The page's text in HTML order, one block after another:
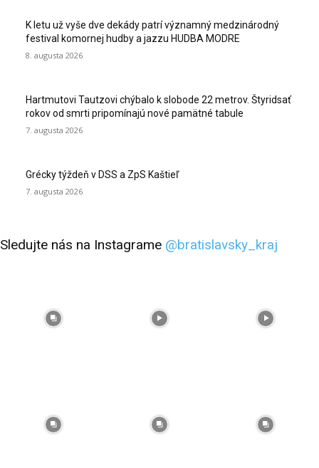
K letu už vyše dve dekády patrí významný medzinárodný
festival komornej hudby a jazzu HUDBA MODRE
8. augusta 2026
Hartmutovi Tautzovi chýbalo k slobode 22 metrov. Štyridsať
rokov od smrti pripomínajú nové pamätné tabule
7. augusta 2026
Grécky týždeň v DSS a ZpS Kaštieľ
7. augusta 2026
Sledujte nás na Instagrame @bratislavsky_kraj